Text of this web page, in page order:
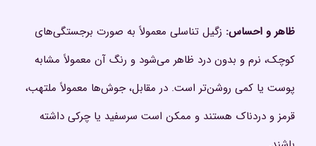
ظاهر و احساس: زگیل تناسلی معمولاً به صورت برجستگی‌های
کوچک، نرم و بدون درد ظاهر می‌شود و رنگ آن معمولاً مشابه
پوست یا کمی روشن‌تر است. در مقابل، جوش‌ها معمولاً ملتهب،
قرمز و دردناک هستند و ممکن است سرسفید یا چرکی داشته